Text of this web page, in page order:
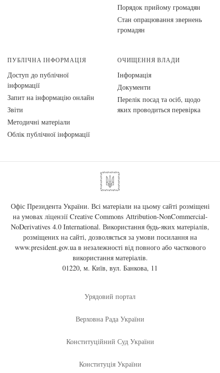
Порядок прийому громадян
Стан опрацювання звернень
громадян
ПУБЛІЧНА ІНФОРМАЦІЯ
Доступ до публічної
інформації
Запит на інформацію онлайн
Звіти
Методичні матеріали
Облік публічної інформації
ОЧИЩЕННЯ ВЛАДИ
Інформація
Документи
Перелік посад та осіб, щодо
яких проводиться перевірка
Офіс Президента України. Всі матеріали на цьому сайті розміщені
на умовах ліцензії Creative Commons Attribution-NonCommercial-
NoDerivatives 4.0 International. Використання будь-яких матеріалів,
розміщених на сайті, дозволяється за умови посилання на
www.president.gov.uaв незалежності від повного або часткового
використання матеріалів.
01220, м. Київ, вул. Банкова, 11
Урядовий портал
Верховна Рада України
Конституційний Суд України
Конституція України